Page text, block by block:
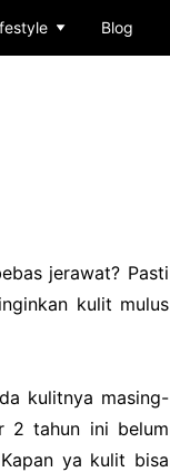
Blog
jerawat? Pasti
kulit mulus
kulitnya masing-
2 tahun ini belum
ya kulit bisa